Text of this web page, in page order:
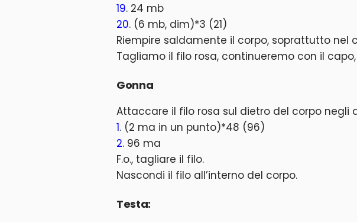
19. 24 mb
20. (6 mb, dim)*3 (21)
Riempire saldamente il corpo, soprattutto nel
Tagliamo il filo rosa, continueremo con il
Gonna
Attaccare il filo rosa sul dietro del corpo negli
1. (2 ma in un punto)*48 (96)
2. 96 ma
F.o., tagliare il filo.
Nascondi il filo all’interno del corpo.
Testa: